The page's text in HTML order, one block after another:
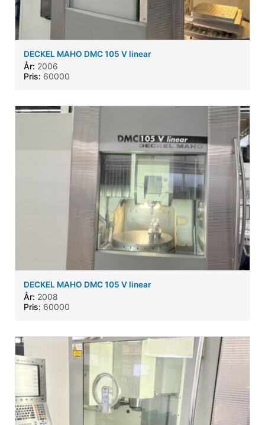
DECKEL MAHO DMC 105 V linear
År: 2006
Pris: 60000
DECKEL MAHO DMC 105 V linear
År: 2008
Pris: 60000